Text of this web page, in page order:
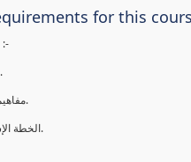
for this
نتعرف في هذه الدورة على :-
مفهوم وأنواع مقاييس الأداء.
مفاهيم الرؤية والرسالة والأهداف.
الخطة الإستراتيجية والخطة التنفيذية.